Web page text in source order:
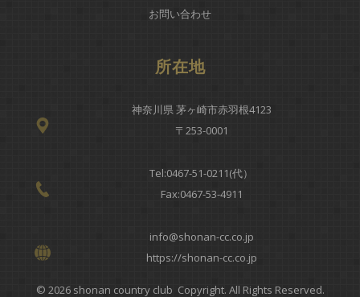
お問い合わせ
所在地
神奈川県 茅ヶ崎市赤羽根4123
〒253-0001
Tel:0467-51-0211(代）
Fax:0467-53-4911
info@shonan-cc.co.jp
https://shonan-cc.co.jp
© 2026 shonan country club Copyright. All Rights Reserved.